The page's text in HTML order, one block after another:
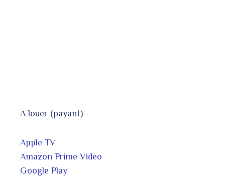
A louer (payant)
Apple TV
Amazon Prime Video
Google Play